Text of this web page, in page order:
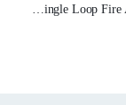
6100Single Loop Fire Alarm Panel